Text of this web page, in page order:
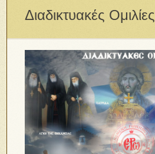
Διαδικτυακές Ομιλίες